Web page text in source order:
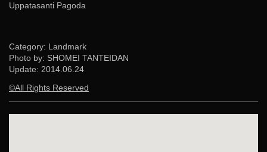
Uppatasanti Pagoda
Category: Landmark
Photo by: SHOMEI TANTEIDAN
Update: 2014.06.24
©All Rights Reserved